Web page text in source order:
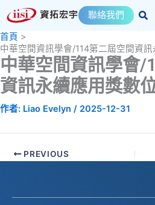
至
主
要
內
容
聯絡我們
首頁
中華空間資訊學會/114第二屆空間資
中華空間資訊學會/
資訊永續應用獎數
作者: Liao Evelyn / 2025-12-31
PREVIOUS